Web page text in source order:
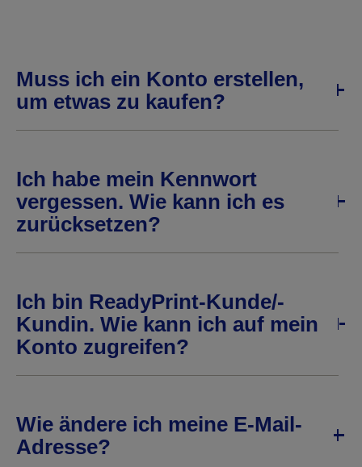
Muss ich ein Konto erstellen,
um etwas zu kaufen?
Ich habe mein Kennwort
vergessen. Wie kann ich es
zurücksetzen?
Ich bin ReadyPrint-Kunde/-
Kundin. Wie kann ich auf mein
Konto zugreifen?
Wie ändere ich meine E-Mail-
Adresse?